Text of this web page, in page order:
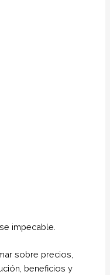
impecable.
sobre precios,
beneficios y